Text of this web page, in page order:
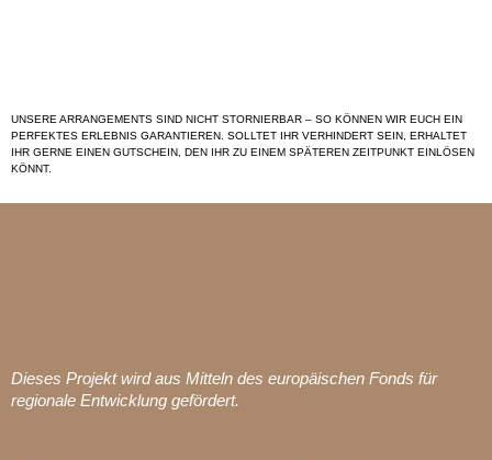
UNSERE ARRANGEMENTS SIND NICHT STORNIERBAR – SO KÖNNEN WIR EUCH EIN
PERFEKTES ERLEBNIS GARANTIEREN. SOLLTET IHR VERHINDERT SEIN, ERHALTET
IHR GERNE EINEN GUTSCHEIN, DEN IHR ZU EINEM SPÄTEREN ZEITPUNKT EINLÖSEN
KÖNNT.
Dieses Projekt wird aus Mitteln des europäischen Fonds für
regionale Entwicklung gefördert.